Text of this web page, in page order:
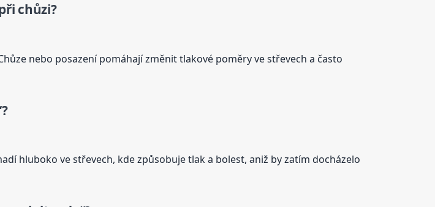
chůzi?
nebo posazení pomáhají změnit tlakové poměry ve střevech a často
hluboko ve střevech, kde způsobuje tlak a bolest, aniž by zatím docházelo